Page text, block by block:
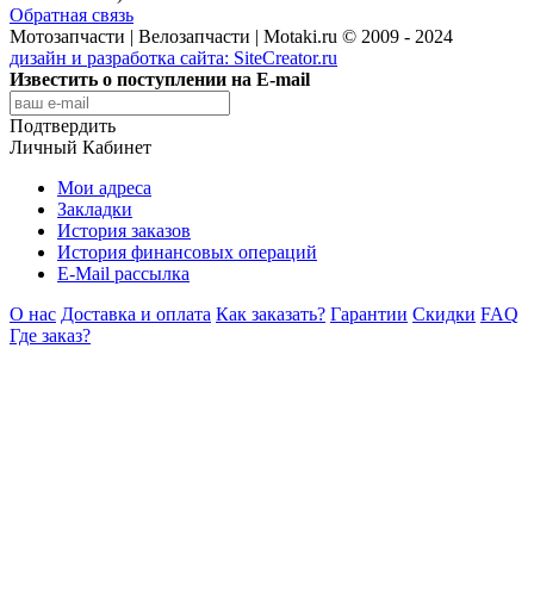
Обратная связь
Мотозапчасти | Велозапчасти | Motaki.ru © 2009 - 2024
дизайн и разработка сайта: SiteCreator.ru
Известить о поступлении на E-mail
Подтвердить
Личный Кабинет
Мои адреса
Закладки
История заказов
История финансовых операций
E-Mail рассылка
О нас Доставка и оплата Как заказать? Гарантии Скидки FAQ
Где заказ?